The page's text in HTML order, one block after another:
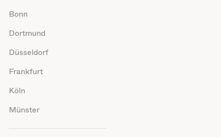
Bonn
Dortmund
Düsseldorf
Frankfurt
Köln
Münster